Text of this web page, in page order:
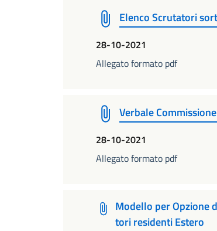
Elenco Scrutatori
28-10-2021
Allegato formato pdf
Verbale
28-10-2021
Allegato formato pdf
Modello per Opzione
tori residenti Estero